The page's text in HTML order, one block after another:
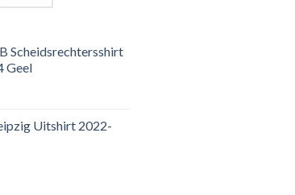
Scheidsrechtersshirt
Geel
Uitshirt 2022-